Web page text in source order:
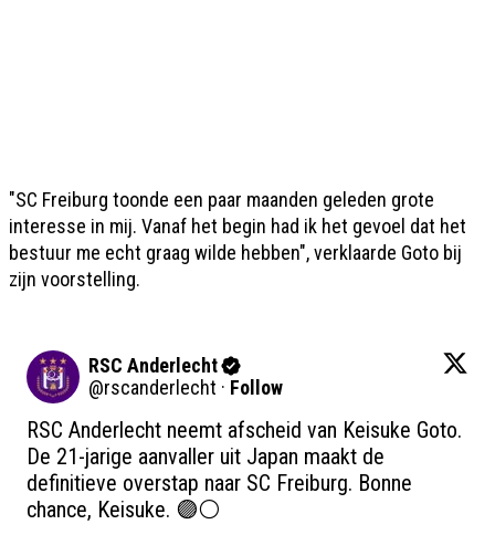
"SC Freiburg toonde een paar maanden geleden grote
interesse in mij. Vanaf het begin had ik het gevoel dat het
bestuur me echt graag wilde hebben", verklaarde Goto bij
zijn voorstelling.
RSC Anderlecht
@rscanderlecht · Follow
RSC Anderlecht neemt afscheid van Keisuke Goto.
De 21-jarige aanvaller uit Japan maakt de
definitieve overstap naar SC Freiburg. Bonne
chance, Keisuke. 🟣⚪